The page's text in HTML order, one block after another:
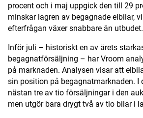
procent och i maj uppgick den till 29
minskar lagren av begagnade elbilar,
efterfrågan växer snabbare än utbudet.
Inför juli – historiskt en av årets
begagnatförsäljning – har Vroom
på marknaden. Analysen visar att
sin position på begagnatmarknaden. I
nästan tre av tio försäljningar i den
men utgör bara drygt två av tio bilar i